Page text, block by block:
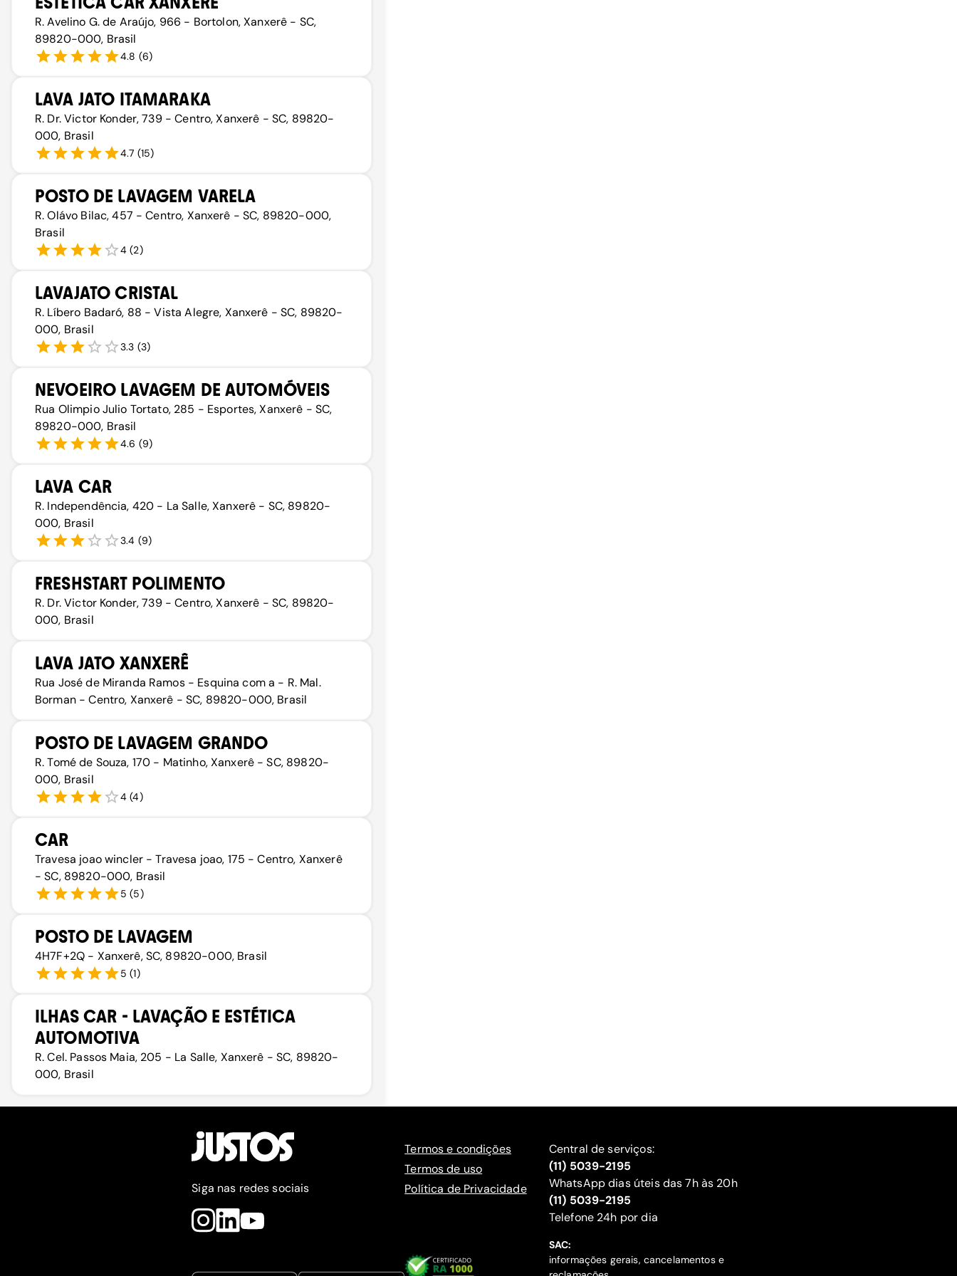
R. Avelino G. de Araújo, 966 - Bortolon, Xanxerê - SC,
89820-000, Brasil
4.8 (6)
LAVA JATO ITAMARAKA
R. Dr. Victor Konder, 739 - Centro, Xanxerê - SC, 89820-
000, Brasil
4.7 (15)
POSTO DE LAVAGEM VARELA
R. Olávo Bilac, 457 - Centro, Xanxerê - SC, 89820-000,
Brasil
4 (2)
LAVAJATO CRISTAL
R. Líbero Badaró, 88 - Vista Alegre, Xanxerê - SC, 89820-
000, Brasil
3.3 (3)
NEVOEIRO LAVAGEM DE AUTOMÓVEIS
Rua Olimpio Julio Tortato, 285 - Esportes, Xanxerê - SC,
89820-000, Brasil
4.6 (9)
LAVA CAR
R. Independência, 420 - La Salle, Xanxerê - SC, 89820-
000, Brasil
3.4 (9)
FRESHSTART POLIMENTO
R. Dr. Victor Konder, 739 - Centro, Xanxerê - SC, 89820-
000, Brasil
LAVA JATO XANXERÊ
Rua José de Miranda Ramos - Esquina com a - R. Mal.
Borman - Centro, Xanxerê - SC, 89820-000, Brasil
POSTO DE LAVAGEM GRANDO
R. Tomé de Souza, 170 - Matinho, Xanxerê - SC, 89820-
000, Brasil
4 (4)
CAR
Travesa joao wincler - Travesa joao, 175 - Centro, Xanxerê
- SC, 89820-000, Brasil
5 (5)
POSTO DE LAVAGEM
4H7F+2Q - Xanxerê, SC, 89820-000, Brasil
5 (1)
ILHAS CAR - LAVAÇÃO E ESTÉTICA
AUTOMOTIVA
R. Cel. Passos Maia, 205 - La Salle, Xanxerê - SC, 89820-
000, Brasil
Siga nas redes sociais
Termos e condições
Termos de uso
Política de Privacidade
Central de serviços:
(11) 5039-2195
WhatsApp dias úteis das 7h às 20h
(11) 5039-2195
‍Telefone 24h por dia
SAC:
informações gerais, cancelamentos e